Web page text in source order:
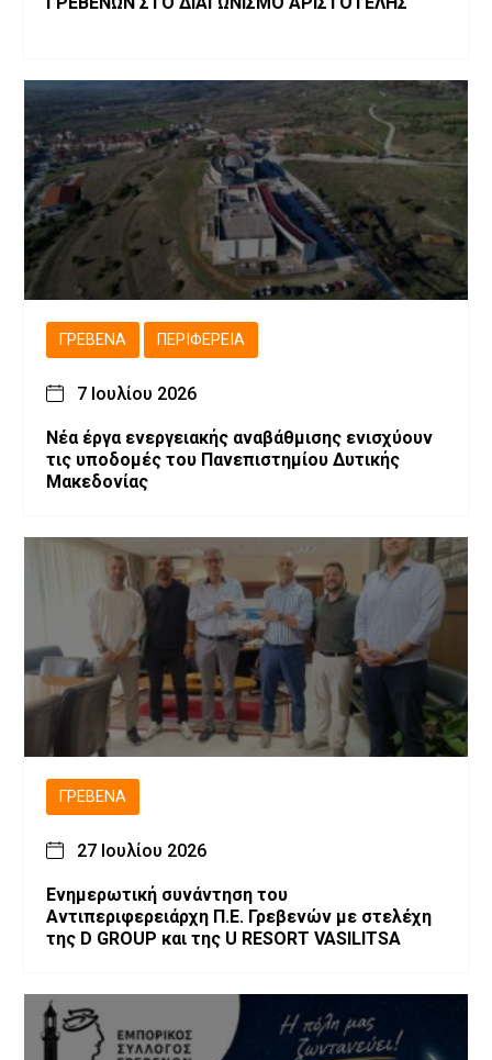
ΓΡΕΒΕΝΆ ΠΕΡΙΦΈΡΕΙΑ
7 Ιουλίου 2026
Νέα έργα ενεργειακής αναβάθμισης ενισχύουν
τις υποδομές του Πανεπιστημίου Δυτικής
Μακεδονίας
ΓΡΕΒΕΝΆ
27 Ιουλίου 2026
Ενημερωτική συνάντηση του
Αντιπεριφερειάρχη Π.Ε. Γρεβενών με στελέχη
της D GROUP και της U RESORT VASILITSA